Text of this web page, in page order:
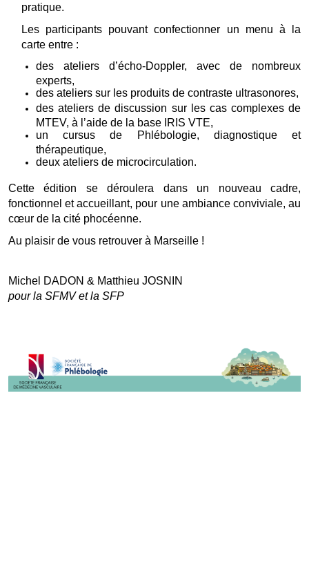
pratique.
Les participants pouvant confectionner un menu à la
carte entre :
des ateliers d’écho-Doppler, avec de nombreux
experts,
des ateliers sur les produits de contraste ultrasonores,
des ateliers de discussion sur les cas complexes de
MTEV, à l’aide de la base IRIS VTE,
un cursus de Phlébologie, diagnostique et
thérapeutique,
deux ateliers de microcirculation.
Cette édition se déroulera dans un nouveau cadre,
fonctionnel et accueillant, pour une ambiance conviviale, au
cœur de la cité phocéenne.
Au plaisir de vous retrouver à Marseille !
Michel DADON & Matthieu JOSNIN
pour la SFMV et la SFP